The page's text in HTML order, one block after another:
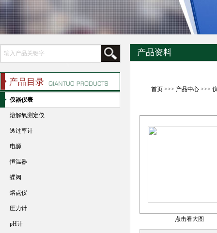
产品资料
首页>>> 产品中心>>>
点击看大图
产品目录
仪器仪表
溶解氧测定仪
透过率计
电源
恒温器
蝶阀
熔点仪
圧力计
pH计